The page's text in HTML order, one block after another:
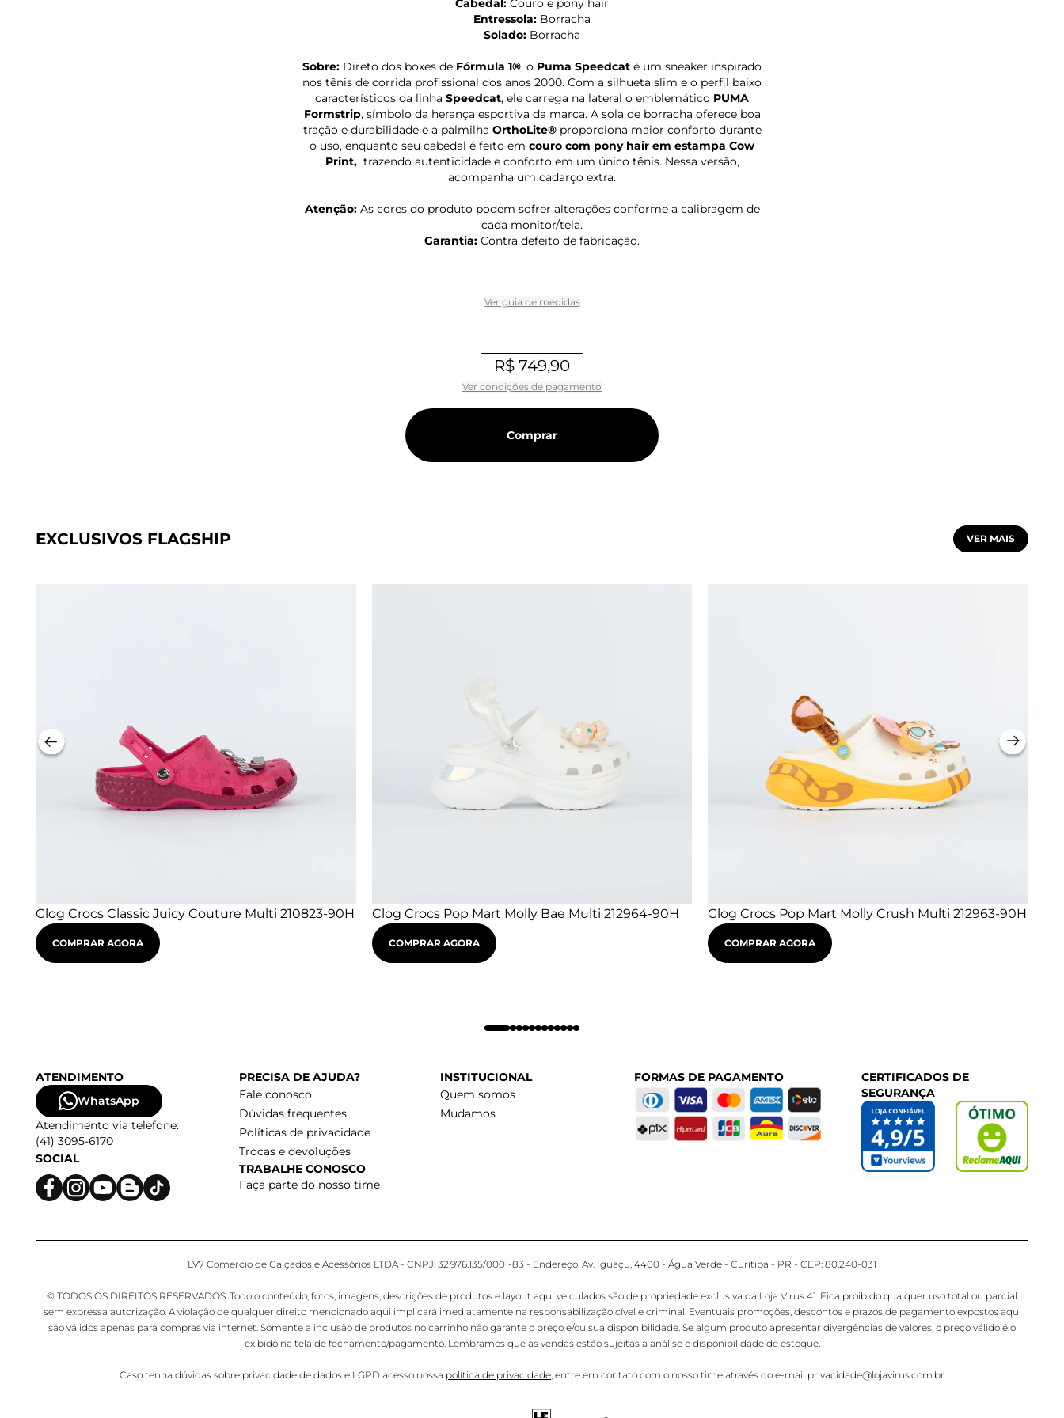
Cabedal: Couro e pony hair
Entressola: Borracha
Solado: Borracha
Sobre: Direto dos boxes de Fórmula 1®, o Puma Speedcat é um sneaker inspirado
nos tênis de corrida profissional dos anos 2000. Com a silhueta slim e o perfil baixo
característicos da linha Speedcat, ele carrega na lateral o emblemático PUMA
Formstrip, símbolo da herança esportiva da marca. A sola de borracha oferece boa
tração e durabilidade e a palmilha OrthoLite®proporciona maior conforto durante
o uso, enquanto seu cabedal é feito em couro com pony hair em estampa Cow
Print, trazendo autenticidade e conforto em um único tênis. Nessa versão,
acompanha um cadarço extra.
Atenção:As cores do produto podem sofrer alterações conforme a calibragem de
cada monitor/tela.
Garantia: Contra defeito de fabricação.
Ver guia de medidas
R$ 749,90
Ver condições de pagamento
Comprar
EXCLUSIVOS FLAGSHIP VER MAIS
Clog Crocs Classic Juicy Couture Multi 210823-90H
COMPRAR AGORA
Clog Crocs Pop Mart Molly Bae Multi 212964-90H
COMPRAR AGORA
Clog Crocs Pop Mart Molly Crush Multi 212963-90H
COMPRAR AGORA
ATENDIMENTO
WhatsApp
Atendimento via telefone:
(41) 3095-6170
SOCIAL
PRECISA DE AJUDA?
Fale conosco
Dúvidas frequentes
Políticas de privacidade
Trocas e devoluções
TRABALHE CONOSCO
Faça parte do nosso time
INSTITUCIONAL
Quem somos
Mudamos
FORMAS DE PAGAMENTO
CERTIFICADOS DE
SEGURANÇA
LV7 Comercio de Calçados e Acessórios LTDA - CNPJ: 32.976.135/0001-83 - Endereço: Av. Iguaçu, 4400 - Água Verde - Curitiba - PR - CEP: 80.240-031
© TODOS OS DIREITOS RESERVADOS. Todo o conteúdo, fotos, imagens, descrições de produtos e layout aqui veiculados são de propriedade exclusiva da Loja Virus 41. Fica proibido qualquer uso total ou parcial
sem expressa autorização. A violação de qualquer direito mencionado aqui implicará imediatamente na responsabilização cível e criminal. Eventuais promoções, descontos e prazos de pagamento expostos aqui
são válidos apenas para compras via internet. Somente a inclusão de produtos no carrinho não garante o preço e/ou sua disponibilidade. Se algum produto apresentar divergências de valores, o preço válido é o
exibido na tela de fechamento/pagamento. Lembramos que as vendas estão sujeitas a análise e disponibilidade de estoque.
Caso tenha dúvidas sobre privacidade de dados e LGPD acesso nossa política de privacidade , entre em contato com o nosso time através do e-mail privacidade@lojavirus.com.br